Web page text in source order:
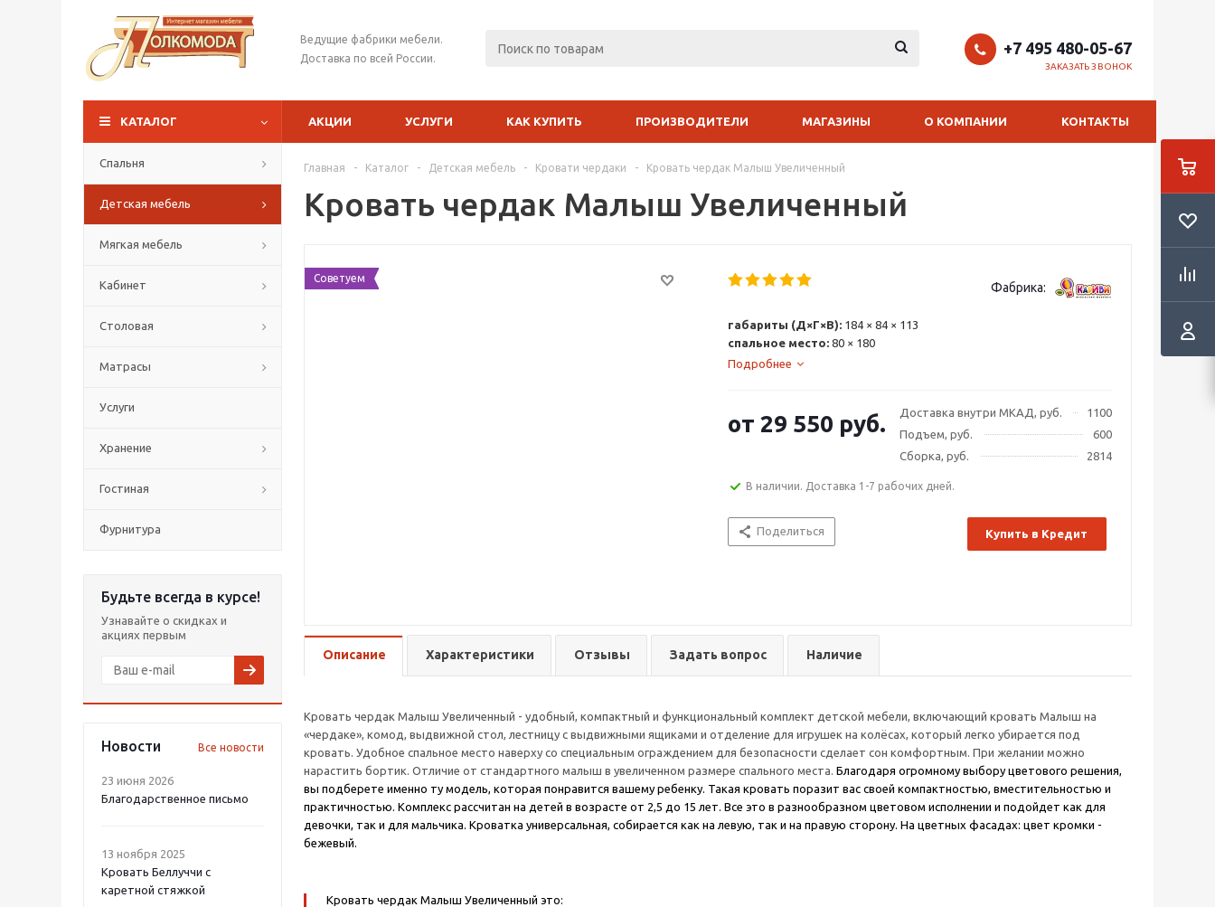
Ведущие фабрики мебели.
Доставка по всей России.
+7 495 480-05-67
ЗАКАЗАТЬ ЗВОНОК
КАТАЛОГ АКЦИИ УСЛУГИ КАК КУПИТЬ ПРОИЗВОДИТЕЛИ МАГАЗИНЫ О КОМПАНИИ КОНТАКТЫ
Спальня
Детская мебель
Мягкая мебель
Кабинет
Столовая
Матрасы
Услуги
Хранение
Гостиная
Фурнитура
Будьте всегда в курсе!
Узнавайте о скидках и
акциях первым
Новости Все новости
23 июня 2026
Благодарственное письмо
13 ноября 2025
Кровать Беллуччи с
каретной стяжкой
Главная - Каталог - Детская мебель - Кровати чердаки - Кровать чердак Малыш Увеличенный
Кровать чердак Малыш Увеличенный
Советуем
Фабрика:
габариты (Д×Г×В): 184 × 84 × 113
спальное место: 80 × 180
Подробнее
Доставка внутри МКАД, руб.
1100
Подъем, руб.
600
Сборка, руб.
2814
от 29 550 руб.
В наличии. Доставка 1-7 рабочих дней.
Поделиться Купить в Кредит
Описание Характеристики Отзывы Задать вопрос Наличие
Кровать чердак Малыш Увеличенный - удобный, компактный и функциональный комплект детской мебели, включающий кровать Малыш на
«чердаке», комод, выдвижной стол, лестницу с выдвижными ящиками и отделение для игрушек на колёсах, который легко убирается под
кровать. Удобное спальное место наверху со специальным ограждением для безопасности сделает сон комфортным. При желании можно
нарастить бортик. Отличие от стандартного малыш в увеличенном размере спального места. Благодаря огромному выбору цветового решения,
вы подберете именно ту модель, которая понравится вашему ребенку. Такая кровать поразит вас своей компактностью, вместительностью и
практичностью. Комплекс рассчитан на детей в возрасте от 2,5 до 15 лет. Все это в разнообразном цветовом исполнении и подойдет как для
девочки, так и для мальчика. Кроватка универсальная, собирается как на левую, так и на правую сторону. На цветных фасадах: цвет кромки -
бежевый.
Кровать чердак Малыш Увеличенный это: